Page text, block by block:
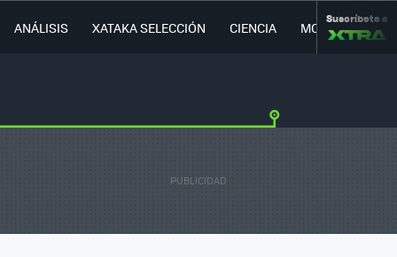
ANÁLISIS XATAKA SELECCIÓN CIENCIA MOVILIDAD
Suscríbete a